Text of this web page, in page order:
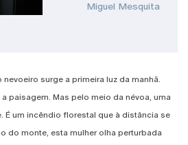
Miguel Mesquita
nevoeiro surge a primeira luz da manhã.
paisagem. Mas pelo meio da névoa, uma
É um incêndio florestal que à distância se
do monte, esta mulher olha perturbada